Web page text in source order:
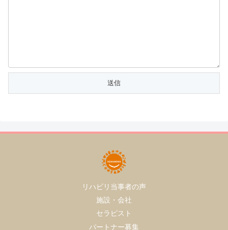
リハビリ当事者の声
施設・会社
セラピスト
パートナー募集